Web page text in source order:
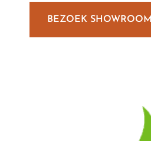
BEZOEK SHOWROOM